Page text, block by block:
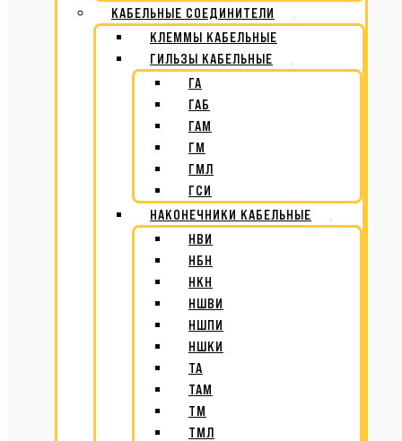
КАБЕЛЬНЫЕ СОЕДИНИТЕЛИ
КЛЕММЫ КАБЕЛЬНЫЕ
ГИЛЬЗЫ КАБЕЛЬНЫЕ
ГА
ГАБ
ГАМ
ГМ
ГМЛ
ГСИ
НАКОНЕЧНИКИ КАБЕЛЬНЫЕ
НВИ
НБН
НКН
НШВИ
НШПИ
НШКИ
ТА
ТАМ
ТМ
ТМЛ